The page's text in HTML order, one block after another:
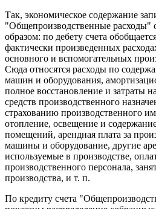
Так, экономическое содержание
"Общепроизводственные расходы"
образом: по дебету счета
фактически произведенных
основного и вспомогательных
Сюда относятся расходы по
машин и оборудования,
полное восстановление и затраты
средств производственного
страхованию производственного
отопление, освещение и
помещений, арендная плата за
машины и оборудование, другие
используемые в производстве,
производственного персонала,
производства, и т. п.
По кредиту счета